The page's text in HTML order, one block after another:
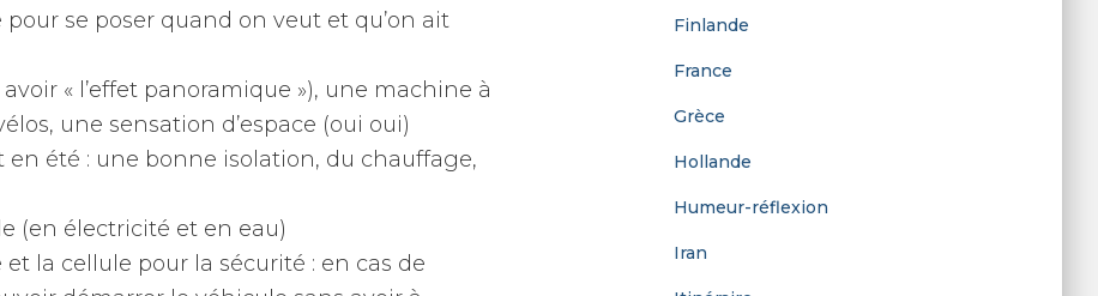
se poser quand on veut et qu’on ait
« l’effet panoramique »), une machine à
une sensation d’espace (oui oui)
en été : une bonne isolation, du chauffage,
(en électricité et en eau)
la cellule pour la sécurité : en cas de
Finlande
France
Grèce
Hollande
Humeur-réflexion
Iran